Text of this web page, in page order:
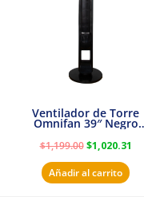
Ventilador de Torre
Omnifan 39″ Negro
$1,199.00 $1,020.31
Añadir al carrito